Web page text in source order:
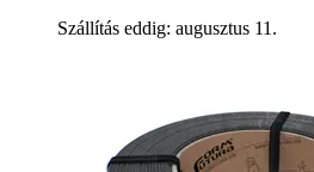
Szállítás eddig: augusztus 11.